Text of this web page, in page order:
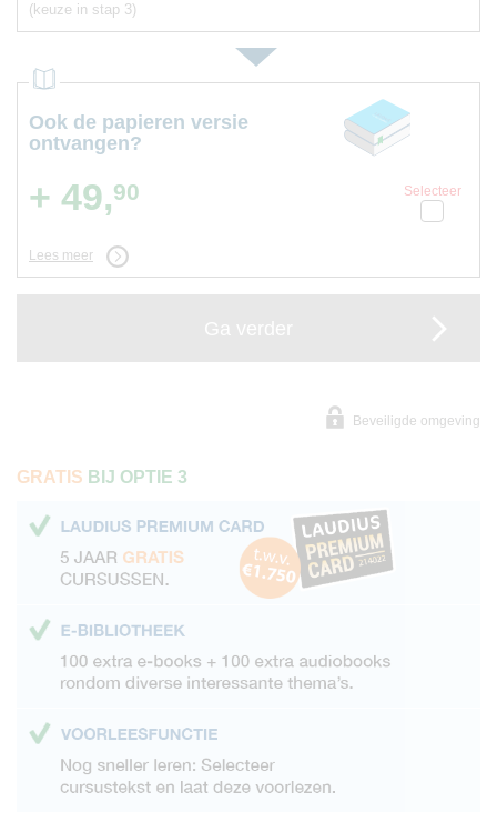
(keuze in stap 3)
Ook de papieren versie
ontvangen?
Selecteer
+ 49,90
Lees meer
Beveiligde omgeving
GRATIS BIJ OPTIE 3